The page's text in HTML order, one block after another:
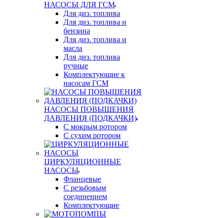
НАСОСЫ ДЛЯ ГСМ
Для диз. топлива
Для диз. топлива и
бензина
Для диз. топлива и
масла
Для диз. топлива
ручные
Комплектующие к
насосам ГСМ
НАСОСЫ ПОВЫШЕНИЯ
ДАВЛЕНИЯ (ПОДКАЧКИ)
С мокрым ротором
С сухим ротором
ЦИРКУЛЯЦИОННЫЕ
НАСОСЫ
Фланцевые
С резьбовым
соединением
Комплектующие